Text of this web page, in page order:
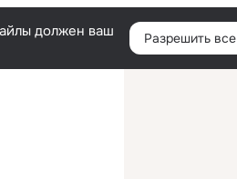
Войти
должен ваш
Разрешить все